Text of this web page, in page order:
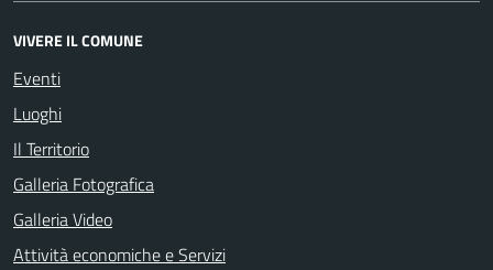
VIVERE IL COMUNE
Eventi
Luoghi
Il Territorio
Galleria Fotografica
Galleria Video
Attività economiche e Servizi